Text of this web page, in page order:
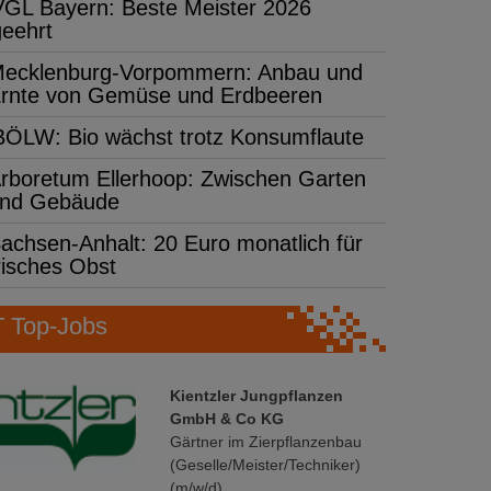
Bayern: Beste Meister 2026
Vorpommern: Anbau und
von Gemüse und Erdbeeren
Bio wächst trotz Konsumflaute
Ellerhoop: Zwischen Garten
Gebäude
Anhalt: 20 Euro monatlich für
Obst
Top-Jobs
Kientzler Jungpflanzen
GmbH & Co KG
Gärtner im Zierpflanzenbau
(Geselle/Meister/Techniker)
(m/w/d)